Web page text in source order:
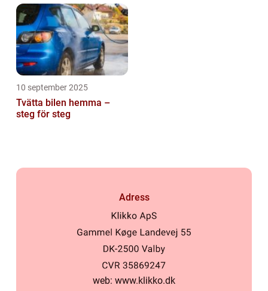
10 september 2025
Tvätta bilen hemma –
steg för steg
Adress
web: www.klikko.dk